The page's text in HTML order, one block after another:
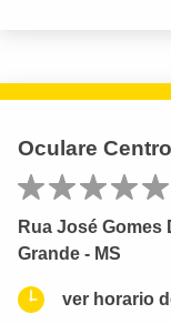
Oculare
Rua José Gomes
Grande - MS
ver horario